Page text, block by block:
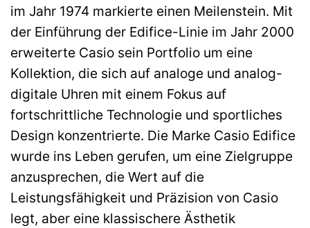
im Jahr 1974 markierte einen Meilenstein. Mit
der Einführung der Edifice-Linie im Jahr 2000
erweiterte Casio sein Portfolio um eine
Kollektion, die sich auf analoge und analog-
digitale Uhren mit einem Fokus auf
fortschrittliche Technologie und sportliches
Design konzentrierte. Die Marke Casio Edifice
wurde ins Leben gerufen, um eine Zielgruppe
anzusprechen, die Wert auf die
Leistungsfähigkeit und Präzision von Casio
legt, aber eine klassischere Ästhetik